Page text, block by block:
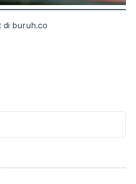
di buruh.co